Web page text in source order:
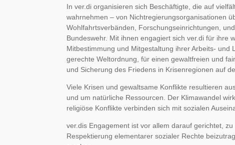
In ver.di organisieren sich Beschäftigte, die auf
wahrnehmen – von Nichtregierungsorganisationen
Wohlfahrtsverbänden, Forschungseinrichtungen,
Bundeswehr. Mit ihnen engagiert sich ver.di für ihre
Mitbestimmung und Mitgestaltung ihrer Arbeits-
gerechte Weltordnung, für einen gewaltfreien und
und Sicherung des Friedens in Krisenregionen auf
Viele Krisen und gewaltsame Konflikte resultieren
und um natürliche Ressourcen. Der Klimawandel
religiöse Konflikte verbinden sich mit sozialen
ver.dis Engagement ist vor allem darauf gerichtet,
Respektierung elementarer sozialer Rechte